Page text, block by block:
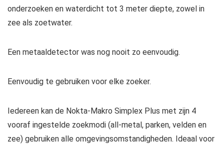
onderzoeken en waterdicht tot 3 meter diepte, zowel in
zee als zoetwater.
Een metaaldetector was nog nooit zo eenvoudig.
Eenvoudig te gebruiken voor elke zoeker.
Iedereen kan de Nokta-Makro Simplex Plus met zijn 4
vooraf ingestelde zoekmodi (all-metal, parken, velden en
zee) gebruiken alle omgevingsomstandigheden. Ideaal voor